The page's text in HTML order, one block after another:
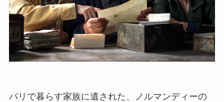
パリで暮らす家族に遺された、ノルマンディーの